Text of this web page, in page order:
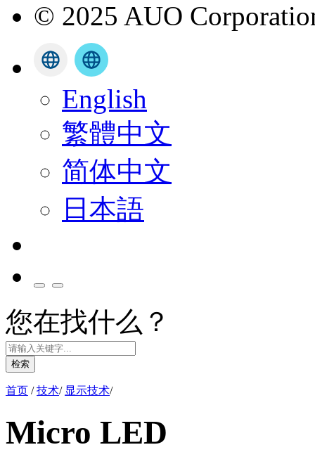
© 2025 AUO
English
繁體中文
简体中文
日本語
您在找什么？
检索
首页 / 技术/ 显示技术/
Micro LED